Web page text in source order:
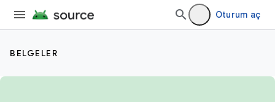
Oturum aç
BELGELER